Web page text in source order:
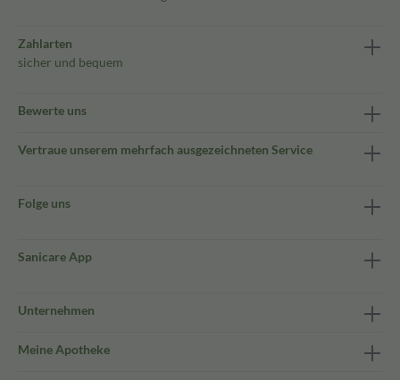
Zahlarten
sicher und bequem
Bewerte uns
Vertraue unserem mehrfach ausgezeichneten Service
Folge uns
Sanicare App
Unternehmen
Meine Apotheke